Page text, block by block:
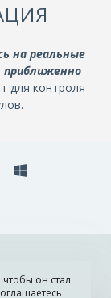
на реальные
приближенно
для контроля
ADN
он стал